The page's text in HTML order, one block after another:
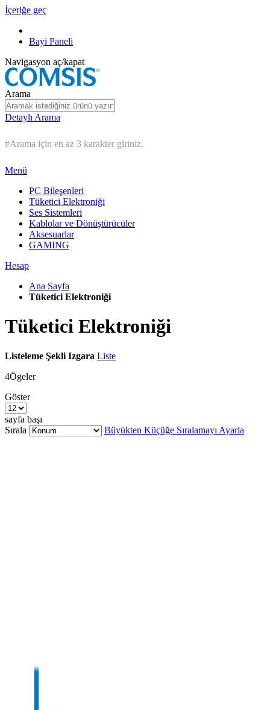
İçeriğe geç
Bayi Paneli
Navigasyon aç/kapat
Arama
Detaylı Arama
#Arama için en az 3 karakter giriniz.
Menü
PC Bileşenleri
Tüketici Elektroniği
Ses Sistemleri
Kablolar ve Dönüştürücüler
Aksesuarlar
GAMING
Hesap
Ana Sayfa
Tüketici Elektroniği
Tüketici Elektroniği
Listeleme Şekli Izgara Liste
4Ögeler
Göster
sayfa başı
Sırala
Büyükten Küçüğe Sıralamayı Ayarla